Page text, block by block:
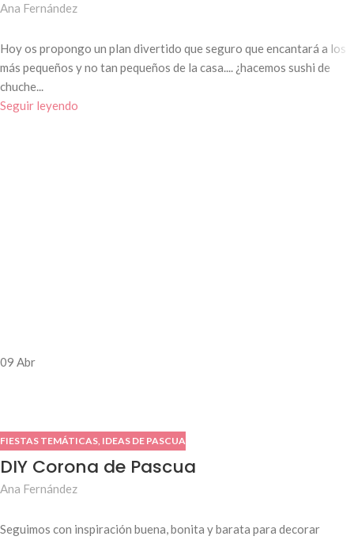
Ana Fernández
Hoy os propongo un plan divertido que seguro que encantará a los
más pequeños y no tan pequeños de la casa.... ¿hacemos sushi de
chuche...
Seguir leyendo
09 Abr
FIESTAS TEMÁTICAS, IDEAS DE PASCUA
DIY Corona de Pascua
Ana Fernández
Seguimos con inspiración buena, bonita y barata para decorar